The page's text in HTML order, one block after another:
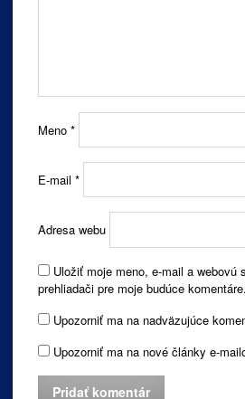
Meno *
E-mail *
Adresa webu
Uložiť moje meno, e-mail a webovú
prehliadači pre moje budúce komentáre.
Upozorniť ma na nadväzujúce
Upozorniť ma na nové články e-